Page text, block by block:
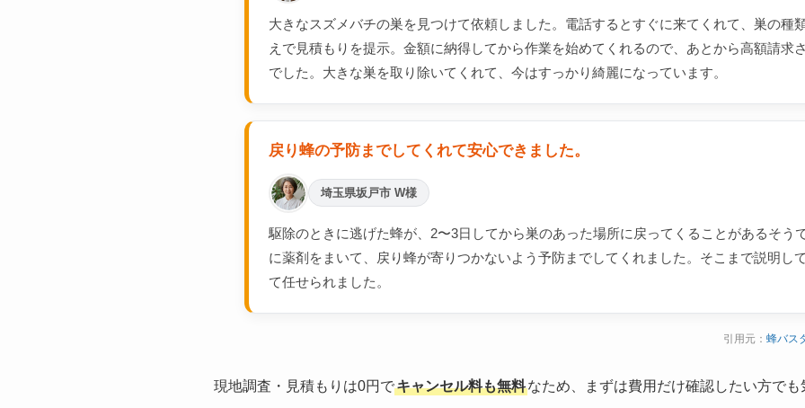
大きなスズメバチの巣を見つけて依頼しました。電話するとすぐに来てくれて、巣の種
えで見積もりを提示。金額に納得してから作業を始めてくれるので、あとから高額請求
でした。大きな巣を取り除いてくれて、今はすっかり綺麗になっています。
戻り蜂の予防までしてくれて安心できました。
埼玉県坂戸市 W様
駆除のときに逃げた蜂が、2〜3日してから巣のあった場所に戻ってくることがあるそう
に薬剤をまいて、戻り蜂が寄りつかないよう予防までしてくれました。そこまで説明し
て任せられました。
引用元： 蜂バス
現地調査・見積もりは0円でキャンセル料も無料なため、まずは費用だけ確認したい方で